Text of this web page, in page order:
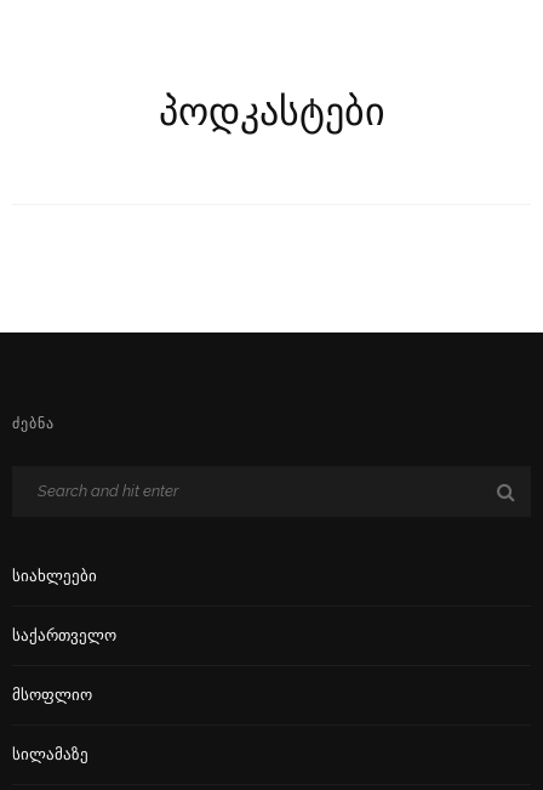
პოდკასტები
ᲫᲔᲑᲜᲐ
Სიახლეები
Საქართველო
Მსოფლიო
Სილამაზე